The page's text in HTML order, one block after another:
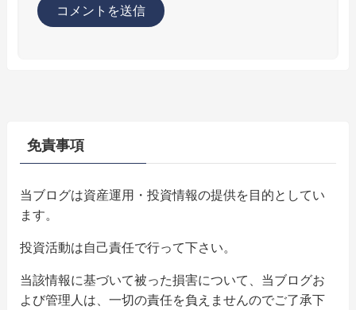
免責事項
当ブログは資産運用・投資情報の提供を目的としてい
ます。
投資活動は自己責任で行って下さい。
当該情報に基づいて被った損害について、当ブログお
よび管理人は、一切の責任を負えませんのでご了承下